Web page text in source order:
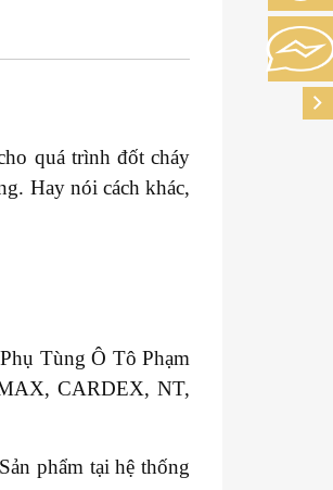
quá trình đốt cháy
Hay nói cách khác,
Tùng Ô Tô Phạm
CARDEX, NT,
phẩm tại hệ thống